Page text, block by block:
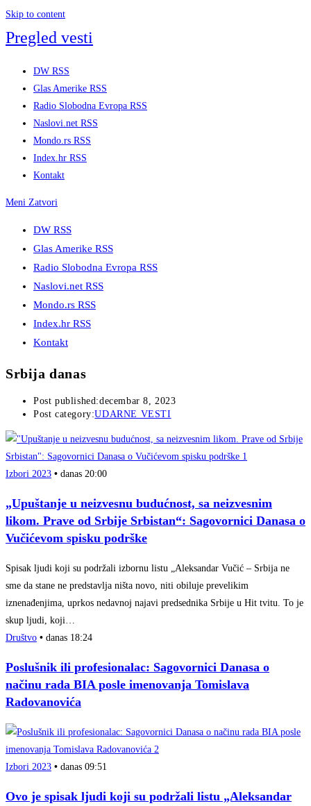
Skip to content
Pregled vesti
DW RSS
Glas Amerike RSS
Radio Slobodna Evropa RSS
Naslovi.net RSS
Mondo.rs RSS
Index.hr RSS
Kontakt
Meni Zatvori
DW RSS
Glas Amerike RSS
Radio Slobodna Evropa RSS
Naslovi.net RSS
Mondo.rs RSS
Index.hr RSS
Kontakt
Srbija danas
Post published:decembar 8, 2023
Post category:UDARNE VESTI
Izbori 2023 • danas 20:00
„Upuštanje u neizvesnu budućnost, sa neizvesnim
likom. Prave od Srbije Srbistan“: Sagovornici Danasa o
Vučićevom spisku podrške
Spisak ljudi koji su podržali izbornu listu „Aleksandar Vučić – Srbija ne
sme da stane ne predstavlja ništa novo, niti obiluje prevelikim
iznenađenjima, uprkos nedavnoj najavi predsednika Srbije u Hit tvitu. To je
skup ljudi, koji…
Društvo • danas 18:24
Poslušnik ili profesionalac: Sagovornici Danasa o
načinu rada BIA posle imenovanja Tomislava
Radovanovića
Izbori 2023 • danas 09:51
Ovo je spisak ljudi koji su podržali listu „Aleksandar